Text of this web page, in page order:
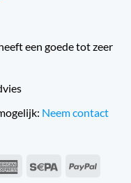
een goede tot zeer
Neem contact
American Sepa
PayPal